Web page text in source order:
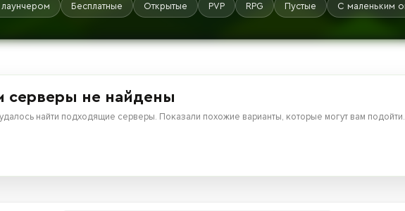
Бесплатные Открытые PVP RPG Пустые С маленьким
серверы не найдены
найти подходящие серверы. Показали похожие варианты, которые могут вам подойти.